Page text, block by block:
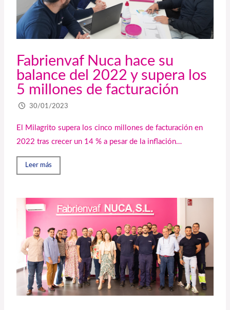
Fabrienvaf Nuca hace su
balance del 2022 y supera los
5 millones de facturación
30/01/2023
El Milagrito supera los cinco millones de facturación en
2022 tras crecer un 14 % a pesar de la inflación…
Leer más